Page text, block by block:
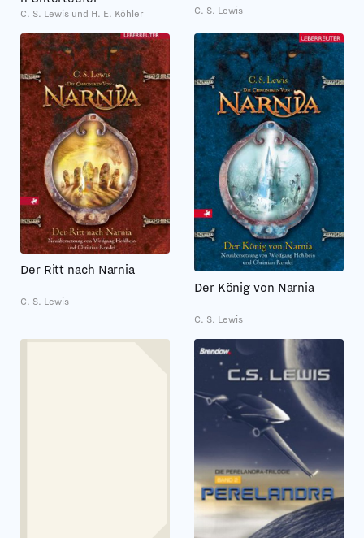
C. S. Lewis und H. E. Köhler C. S. Lewis
Der Ritt nach Narnia
C. S. Lewis
Der König von Narnia
C. S. Lewis